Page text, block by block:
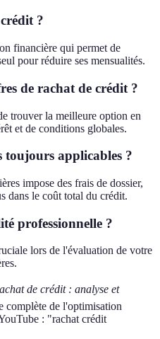
?
financière qui permet de
pour réduire ses mensualités.
de rachat de crédit ?
trouver la meilleure option en
et de conditions globales.
toujours applicables ?
impose des frais de dossier,
dans le coût total du crédit.
professionnelle ?
lors de l'évaluation de votre
de crédit : analyse et
complète de l'optimisation
: "rachat crédit